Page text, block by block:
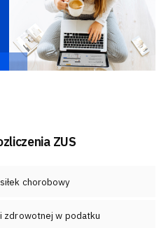
ZUS
chorobowy
zdrowotnej w podatku